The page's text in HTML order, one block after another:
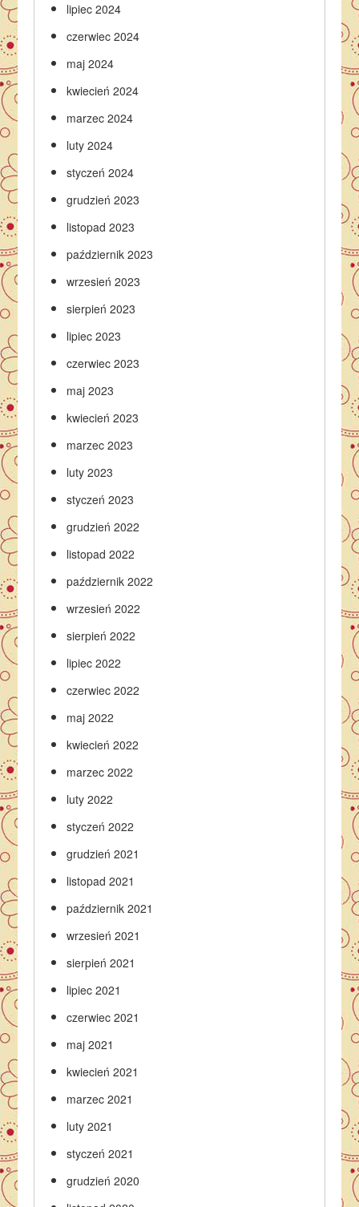
lipiec 2024
czerwiec 2024
maj 2024
kwiecień 2024
marzec 2024
luty 2024
styczeń 2024
grudzień 2023
listopad 2023
październik 2023
wrzesień 2023
sierpień 2023
lipiec 2023
czerwiec 2023
maj 2023
kwiecień 2023
marzec 2023
luty 2023
styczeń 2023
grudzień 2022
listopad 2022
październik 2022
wrzesień 2022
sierpień 2022
lipiec 2022
czerwiec 2022
maj 2022
kwiecień 2022
marzec 2022
luty 2022
styczeń 2022
grudzień 2021
listopad 2021
październik 2021
wrzesień 2021
sierpień 2021
lipiec 2021
czerwiec 2021
maj 2021
kwiecień 2021
marzec 2021
luty 2021
styczeń 2021
grudzień 2020